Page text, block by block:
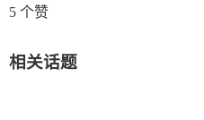
5 个赞
相关话题